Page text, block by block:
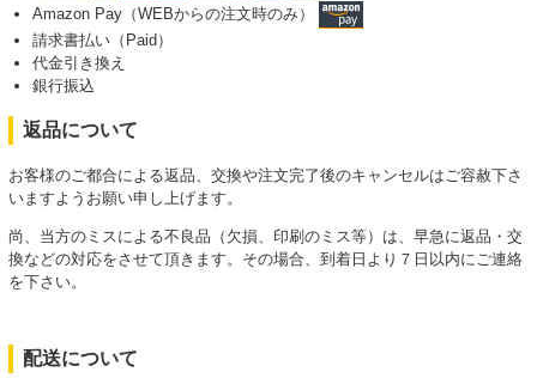
Amazon Pay（WEBからの注文時のみ）
請求書払い（Paid）
代金引き換え
銀行振込
返品について
お客様のご都合による返品、交換や注文完了後のキャンセルはご容赦下さ
いますようお願い申し上げます。
尚、当方のミスによる不良品（欠損、印刷のミス等）は、早急に返品・交
換などの対応をさせて頂きます。その場合、到着日より７日以内にご連絡
を下さい。
配送について